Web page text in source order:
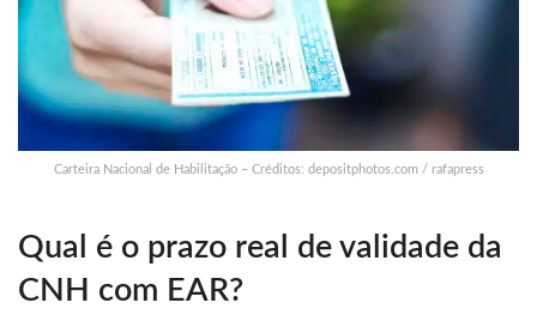
Carteira Nacional de Habilitação – Créditos: depositphotos.com / rafapress
Qual é o prazo real de validade da
CNH com EAR?